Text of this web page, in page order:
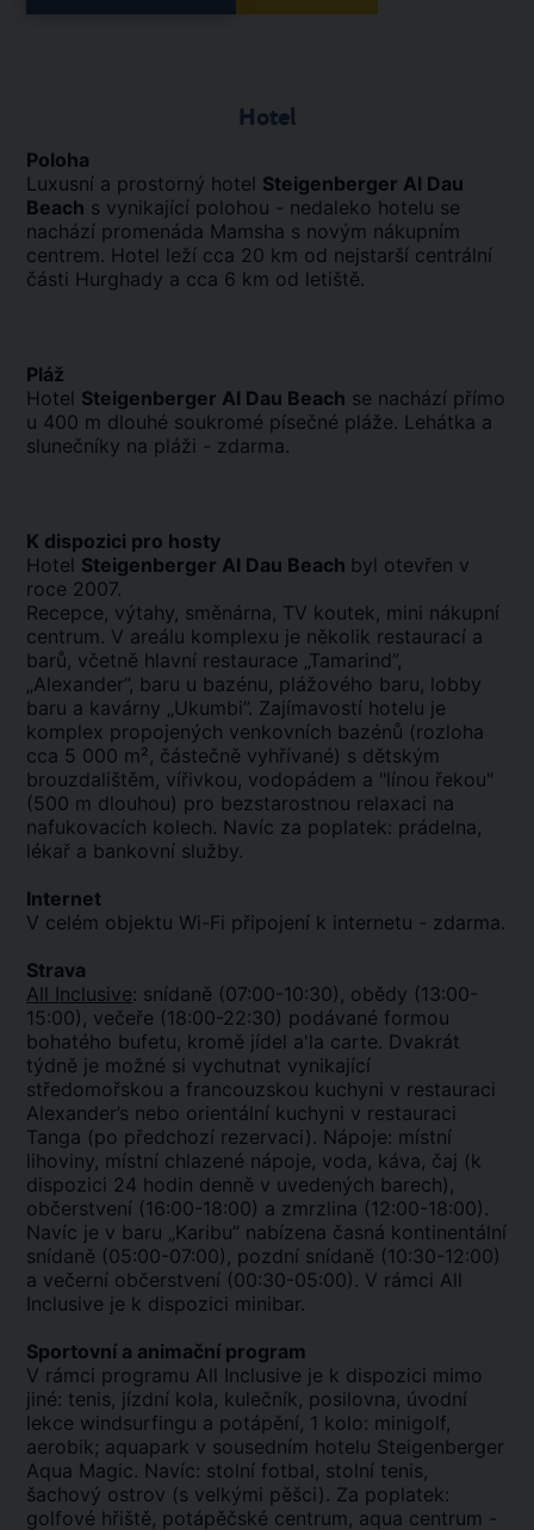
Hotel
Poloha
Luxusní a prostorný hotel Steigenberger Al Dau
Beach s vynikající polohou - nedaleko hotelu se
nachází promenáda Mamsha s novým nákupním
centrem. Hotel leží cca 20 km od nejstarší centrální
části Hurghady a cca 6 km od letiště.
Pláž
Hotel Steigenberger Al Dau Beach se nachází přímo
u 400 m dlouhé soukromé písečné pláže. Lehátka a
slunečníky na pláži - zdarma.
K dispozici pro hosty
Hotel Steigenberger Al Dau Beach byl otevřen v
roce 2007.
Recepce, výtahy, směnárna, TV koutek, mini nákupní
centrum. V areálu komplexu je několik restaurací a
barů, včetně hlavní restaurace „Tamarind”,
„Alexander”, baru u bazénu, plážového baru, lobby
baru a kavárny „Ukumbi”. Zajímavostí hotelu je
komplex propojených venkovních bazénů (rozloha
cca 5 000 m², částečně vyhřívané) s dětským
brouzdalištěm, vířivkou, vodopádem a "línou řekou"
(500 m dlouhou) pro bezstarostnou relaxaci na
nafukovacích kolech. Navíc za poplatek: prádelna,
lékař a bankovní služby.
Internet
V celém objektu Wi-Fi připojení k internetu - zdarma.
Strava
All Inclusive: snídaně (07:00-10:30), obědy (13:00-
15:00), večeře (18:00-22:30) podávané formou
bohatého bufetu, kromě jídel a'la carte. Dvakrát
týdně je možné si vychutnat vynikající
středomořskou a francouzskou kuchyni v restauraci
Alexander’s nebo orientální kuchyni v restauraci
Tanga (po předchozí rezervaci). Nápoje: místní
lihoviny, místní chlazené nápoje, voda, káva, čaj (k
dispozici 24 hodin denně v uvedených barech),
občerstvení (16:00-18:00) a zmrzlina (12:00-18:00).
Navíc je v baru „Karibu” nabízena časná kontinentální
snídaně (05:00-07:00), pozdní snídaně (10:30-12:00)
a večerní občerstvení (00:30-05:00). V rámci All
Inclusive je k dispozici minibar.
Sportovní a animační program
V rámci programu All Inclusive je k dispozici mimo
jiné: tenis, jízdní kola, kulečník, posilovna, úvodní
lekce windsurfingu a potápění, 1 kolo: minigolf,
aerobik; aquapark v sousedním hotelu Steigenberger
Aqua Magic. Navíc: stolní fotbal, stolní tenis,
šachový ostrov (s velkými pěšci). Za poplatek:
golfové hřiště, potápěčské centrum, aqua centrum -